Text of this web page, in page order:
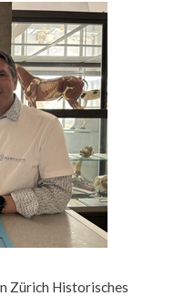
Zürich Historisches